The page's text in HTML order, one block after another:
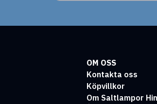
OM OSS
Kontakta oss
Köpvillkor
Om Saltlampor